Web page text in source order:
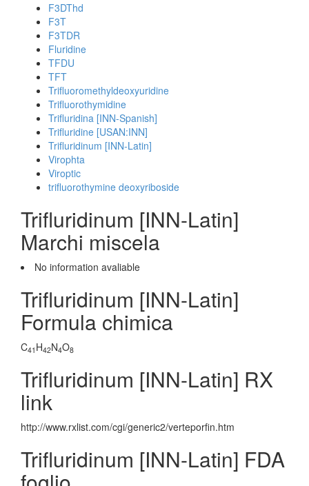
F3DThd
F3T
F3TDR
Fluridine
TFDU
TFT
Trifluoromethyldeoxyuridine
Trifluorothymidine
Trifluridina [INN-Spanish]
Trifluridine [USAN:INN]
Trifluridinum [INN-Latin]
Virophta
Viroptic
trifluorothymine deoxyriboside
Trifluridinum [INN-Latin]
Marchi miscela
No information avaliable
Trifluridinum [INN-Latin]
Formula chimica
C41 H42N4O8
Trifluridinum [INN-Latin] RX
link
http://www.rxlist.com/cgi/generic2/verteporfin.htm
Trifluridinum [INN-Latin] FDA